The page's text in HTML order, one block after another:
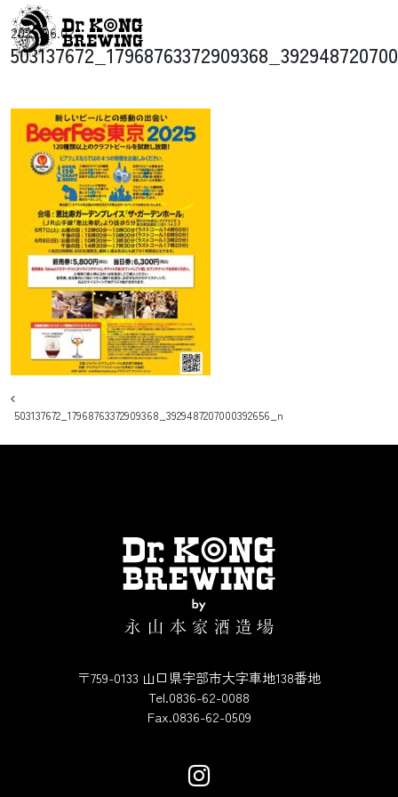
コンテンツへスキップ
メインナビゲーション
2025.06.02
投稿ナビゲーション
503137672_17968763372909368_3929487207000392656_n
〒759-0133 山口県宇部市大字車地138番地
Tel.0836-62-0088
Fax.0836-62-0509